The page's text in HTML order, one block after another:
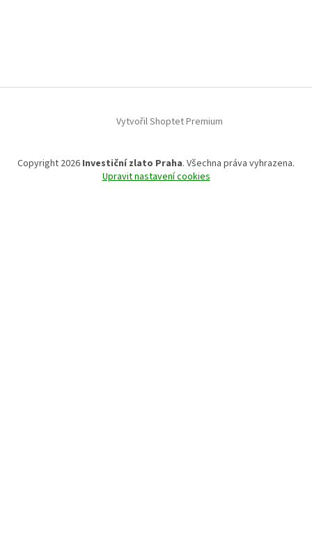
í
Vytvořil Shoptet Premium
Copyright 2026 Investiční zlato Praha. Všechna práva vyhrazena.
Upravit nastavení cookies